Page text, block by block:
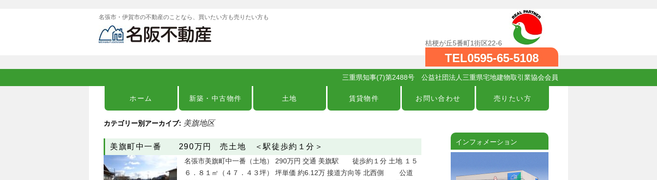
桔梗が丘5番町1街区22-6
TEL0595-65-5108
名張市・伊賀市の不動産のことなら、買いたい方も売りたい方も
三重県知事(7)第2488号 公益社団法人三重県宅地建物取引業協会会員
ホーム 新築・中古物件 土地 賃貸物件 お問い合わせ 売りたい方
カテゴリー別アーカイブ: 美旗地区
美旗町中一番 290万円 売土地 ＜駅徒歩約１分＞
名張市美旗町中一番（土地） 290万円 交通 美旗駅 徒歩約１分 土地 １５
６．８１㎡（４７．４３坪） 坪単価 約6.12万 接道方向等 北西側 公道
インフォメーション